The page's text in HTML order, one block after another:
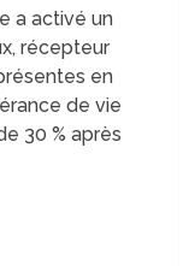
a activé un
récepteur
en
de vie
30 % après